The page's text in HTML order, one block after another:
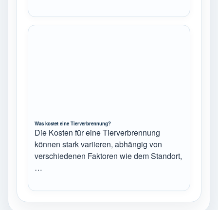
Was kostet eine Tierverbrennung?
Die Kosten für eine Tierverbrennung
können stark variieren, abhängig von
verschiedenen Faktoren wie dem Standort,
…